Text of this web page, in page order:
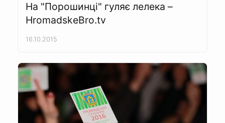
На "Порошинці" гуляє лелека –
HromadskeBro.tv
16.10.2015